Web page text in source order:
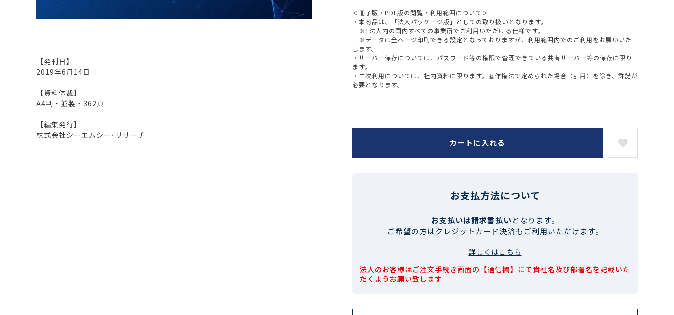
調査の種類から探す
【発刊日】
2019年6月14日
【資料体裁】
A4判・並製・362頁
【編集発行】
株式会社シーエムシー･リサーチ
＜冊子版・PDF版の閲覧・利用範囲について＞
・本商品は、「法人パッケージ版」としての取り扱いとなります。
※1法人内の国内すべての事業所でご利用いただける仕様です。
※データは全ページ印刷できる設定となっておりますが、利用範囲内でのご利用をお願いいた
します。
・サーバー保存については、パスワード等の権限で管理できている共有サーバー等の保存に限り
ます。
・二次利用については、社内資料に限ります。著作権法で定められた場合（引用）を除き、許諾が
必要となります。
カートに入れる
お支払方法について
お支払いは請求書払いとなります。
ご希望の方はクレジットカード決済もご利用いただけます。
詳しくはこちら
法人のお客様はご注文手続き画面の【通信欄】にて貴社名及び部署名を記載いた
だくようお願い致します